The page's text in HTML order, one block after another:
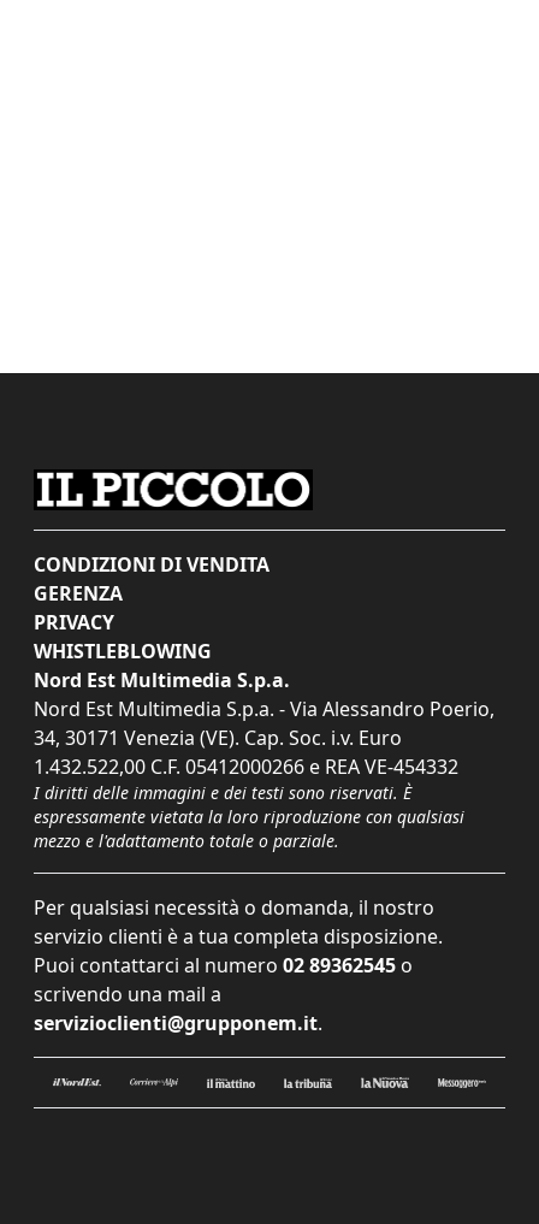
CONDIZIONI DI VENDITA
GERENZA
PRIVACY
WHISTLEBLOWING
Nord Est Multimedia S.p.a.
Nord Est Multimedia S.p.a. - Via Alessandro Poerio,
34, 30171 Venezia (VE). Cap. Soc. i.v. Euro
1.432.522,00 C.F. 05412000266 e REA VE-454332
I diritti delle immagini e dei testi sono riservati. È
espressamente vietata la loro riproduzione con qualsiasi
mezzo e l'adattamento totale o parziale.
Per qualsiasi necessità o domanda, il nostro
servizio clienti è a tua completa disposizione.
Puoi contattarci al numero 02 89362545 o
scrivendo una mail a
servizioclienti@grupponem.it.